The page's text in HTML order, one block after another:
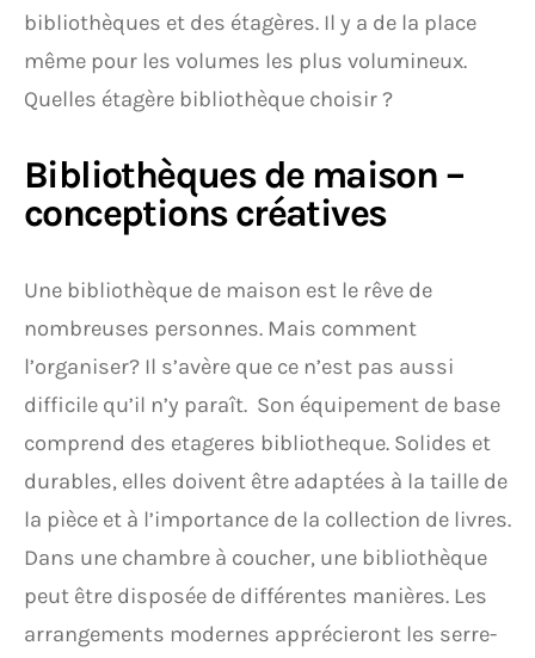
bibliothèques et des étagères. Il y a de la place
même pour les volumes les plus volumineux.
Quelles étagère bibliothèque choisir ?
Bibliothèques de maison –
conceptions créatives
Une bibliothèque de maison est le rêve de
nombreuses personnes. Mais comment
l’organiser? Il s’avère que ce n’est pas aussi
difficile qu’il n’y paraît. Son équipement de base
comprend des etageres bibliotheque. Solides et
durables, elles doivent être adaptées à la taille de
la pièce et à l’importance de la collection de livres.
Dans une chambre à coucher, une bibliothèque
peut être disposée de différentes manières. Les
arrangements modernes apprécieront les serre-